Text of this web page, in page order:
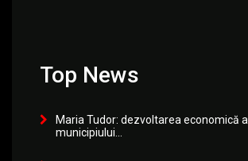
Top News
Maria Tudor: dezvoltarea economică a
municipiului...